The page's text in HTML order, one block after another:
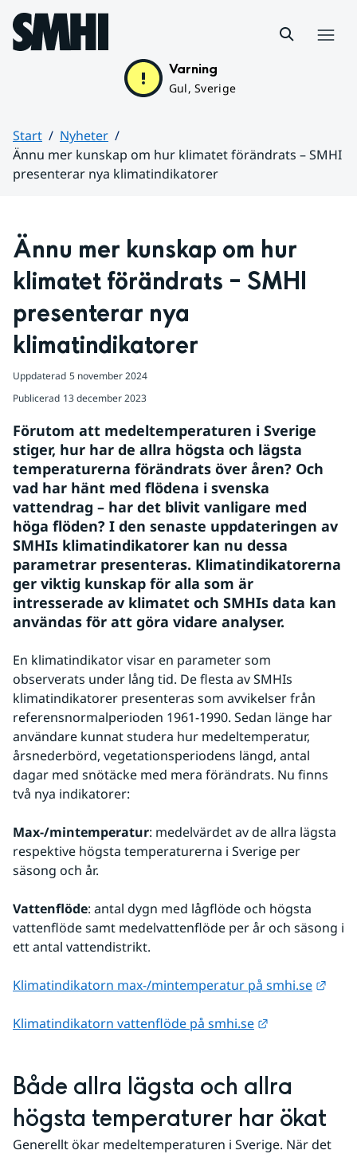
Hoppa till sidans innehåll
Varning
Gul, Sverige
Start
Nyheter
Ännu mer kunskap om hur klimatet förändrats – SMHI
presenterar nya klimatindikatorer
Ännu mer kunskap om hur
klimatet förändrats – SMHI
presenterar nya
klimatindikatorer
Uppdaterad 5 november 2024
Publicerad 13 december 2023
Förutom att medeltemperaturen i Sverige
stiger, hur har de allra högsta och lägsta
temperaturerna förändrats över åren? Och
vad har hänt med flödena i svenska
vattendrag – har det blivit vanligare med
höga flöden? I den senaste uppdateringen av
SMHIs klimatindikatorer kan nu dessa
parametrar presenteras. Klimatindikatorerna
ger viktig kunskap för alla som är
intresserade av klimatet och SMHIs data kan
användas för att göra vidare analyser.
En klimatindikator visar en parameter som
observerats under lång tid. De flesta av SMHIs
klimatindikatorer presenteras som avvikelser från
referensnormalperioden 1961-1990. Sedan länge har
användare kunnat studera hur medeltemperatur,
årsnederbörd, vegetationsperiodens längd, antal
dagar med snötäcke med mera förändrats. Nu finns
två nya indikatorer:
Max-/mintemperatur: medelvärdet av de allra lägsta
respektive högsta temperaturerna i Sverige per
säsong och år.
Vattenflöde: antal dygn med lågflöde och högsta
vattenflöde samt medelvattenflöde per år och säsong i
ett antal vattendistrikt.
Klimatindikatorn max-/mintemperatur på smhi.se
Klimatindikatorn vattenflöde på smhi.se
Både allra lägsta och allra
högsta temperaturer har ökat
Generellt ökar medeltemperaturen i Sverige. När det